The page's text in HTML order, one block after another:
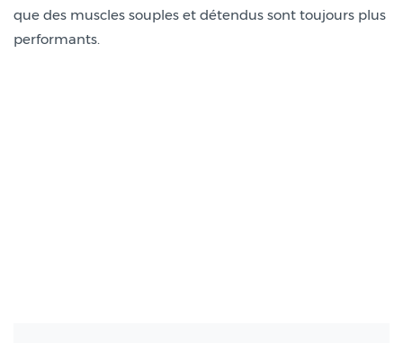
que des muscles souples et détendus sont toujours plus
performants.